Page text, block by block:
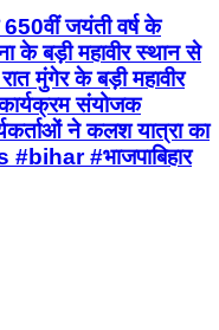
जयंती वर्ष के
के बड़ी महावीर स्थान से
मुंगेर के बड़ी महावीर
संयोजक
ने कलश यात्रा का
#भाजपाबिहार